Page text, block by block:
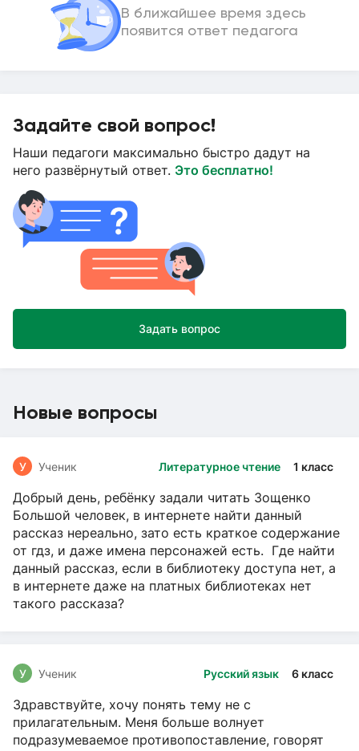
В ближайшее время здесь
появится ответ педагога
Задайте свой вопрос!
Наши педагоги максимально быстро дадут на
него развёрнутый ответ. Это бесплатно!
Задать вопрос
Новые вопросы
Литературное чтение 1 класс
У Ученик
Добрый день, ребёнку задали читать Зощенко
Большой человек, в интернете найти данный
рассказ нереально, зато есть краткое содержание
от гдз, и даже имена персонажей есть. Где найти
данный рассказ, если в библиотеку доступа нет, а
в интернете даже на платных библиотеках нет
такого рассказа?
Русский язык 6 класс
У Ученик
Здравствуйте, хочу понять тему не с
прилагательным. Меня больше волнует
подразумеваемое противопоставление, говорят